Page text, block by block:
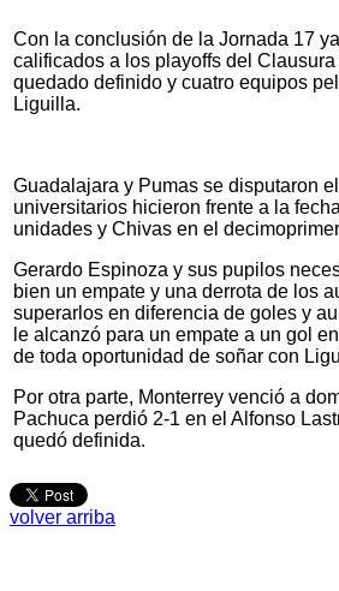
Con la conclusión de la Jornada 17
calificados a los playoffs del
quedado definido y cuatro equipos
Liguilla.
Guadalajara y Pumas se disputaron
universitarios hicieron frente a la
unidades y Chivas en el
Gerardo Espinoza y sus pupilos
bien un empate y una derrota de los
superarlos en diferencia de goles y
le alcanzó para un empate a un gol
de toda oportunidad de soñar con
Por otra parte, Monterrey venció a
Pachuca perdió 2-1 en el Alfonso
quedó definida.
volver arriba